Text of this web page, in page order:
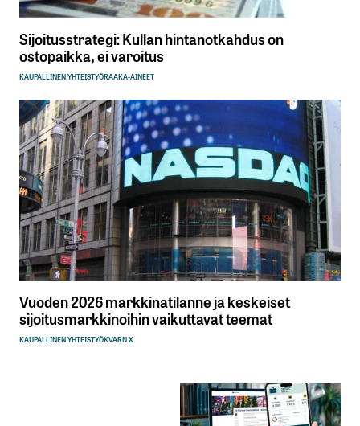
Sijoitusstrategi: Kullan hintanotkahdus on
ostopaikka, ei varoitus
KAUPALLINEN YHTEISTYÖRAAKA-AINEET
Vuoden 2026 markkinatilanne ja keskeiset
sijoitusmarkkinoihin vaikuttavat teemat
KAUPALLINEN YHTEISTYÖKVARN X